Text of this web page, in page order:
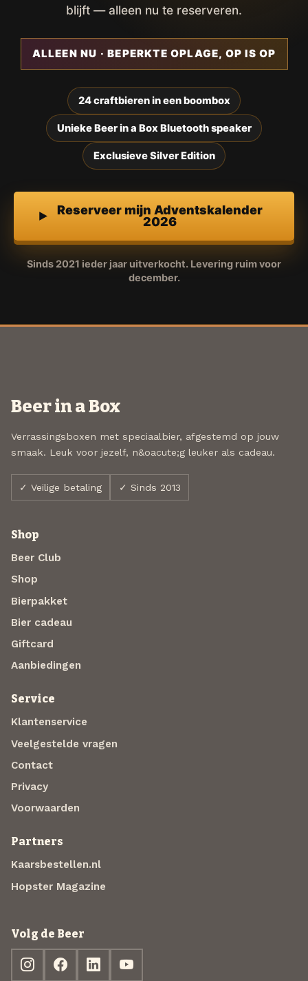
blijft — alleen nu te reserveren.
ALLEEN NU · BEPERKTE OPLAGE, OP IS OP
24 craftbieren in een boombox
Unieke Beer in a Box Bluetooth speaker
Exclusieve Silver Edition
Reserveer mijn Adventskalender
2026
Sinds 2021 ieder jaar uitverkocht. Levering ruim voor
december.
Beer in a Box
Verrassingsboxen met speciaalbier, afgestemd op jouw
smaak. Leuk voor jezelf, n&oacute;g leuker als cadeau.
✓ Veilige betaling ✓ Sinds 2013
Shop
Beer Club
Shop
Bierpakket
Bier cadeau
Giftcard
Aanbiedingen
Service
Klantenservice
Veelgestelde vragen
Contact
Privacy
Voorwaarden
Partners
Kaarsbestellen.nl
Hopster Magazine
Volg de Beer